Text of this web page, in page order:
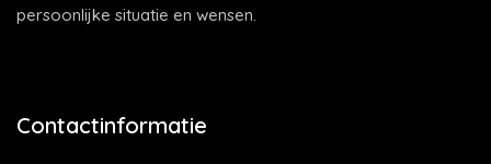
persoonlijke situatie en wensen.
Contactinformatie